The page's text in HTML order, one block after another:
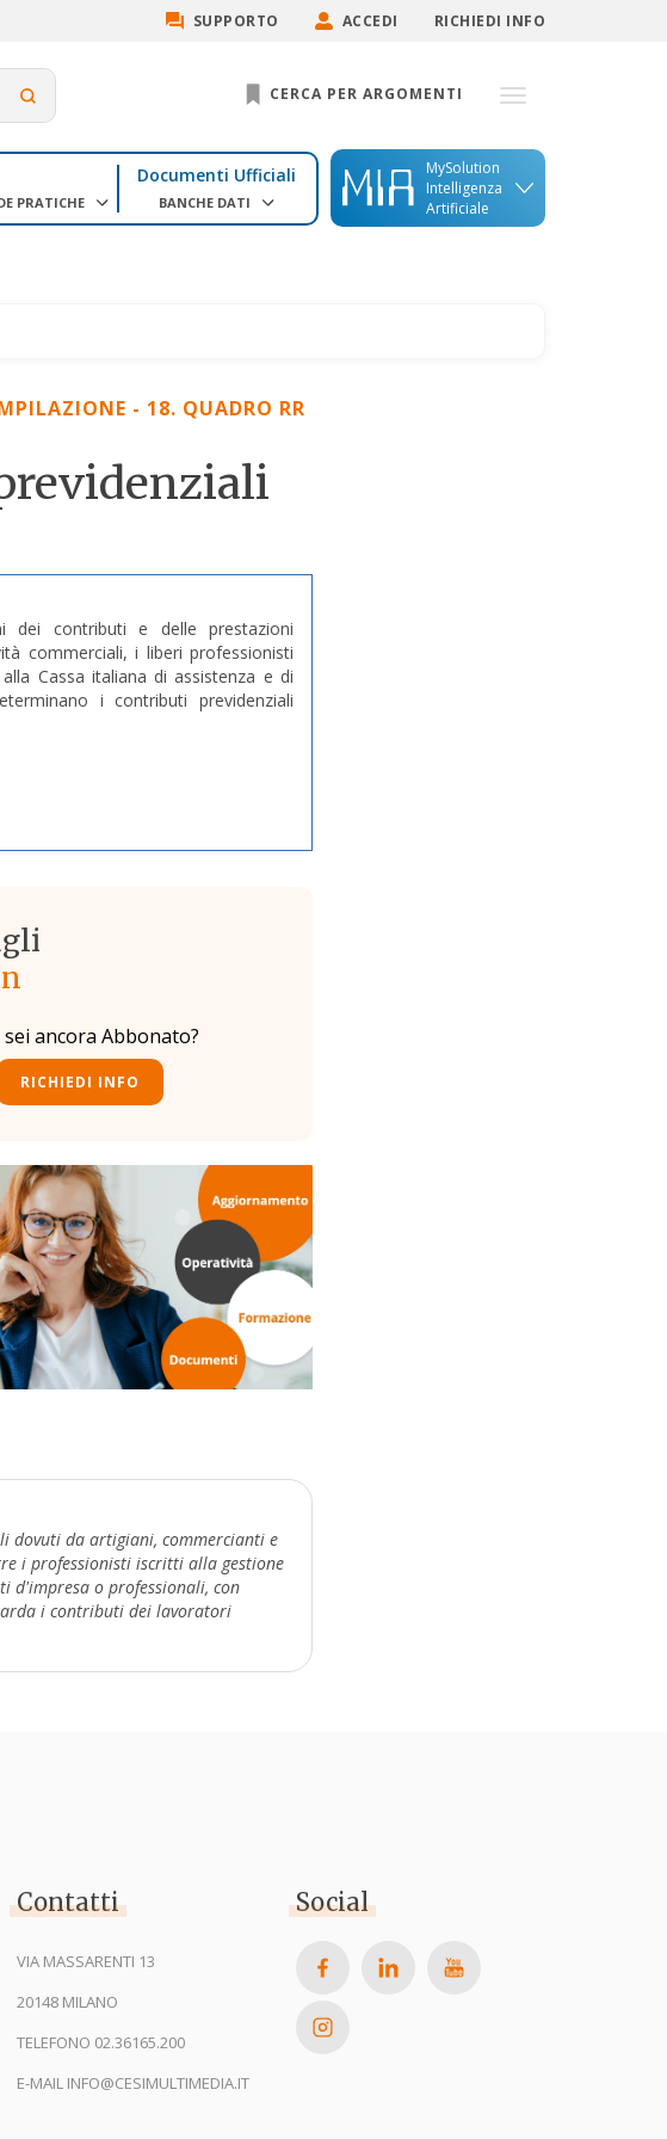
SUPPORTO ACCEDI RICHIEDI INFO
CERCA PER ARGOMENTI
PRATICHE
Documenti Ufficiali
BANCHE DATI
MySolution
Intelligenza
Artificiale
- 18. QUADRO RR
dei contributi e delle prestazioni
commerciali, i liberi professionisti
Cassa italiana di assistenza e di
i contributi previdenziali
ancora Abbonato?
RICHIEDI INFO
dovuti da artigiani, commercianti e
i professionisti iscritti alla gestione
d'impresa o professionali, con
i contributi dei lavoratori
Contatti
VIA MASSARENTI 13
20148 MILANO
TELEFONO 02.36165.200
E-MAIL INFO@CESIMULTIMEDIA.IT
Social